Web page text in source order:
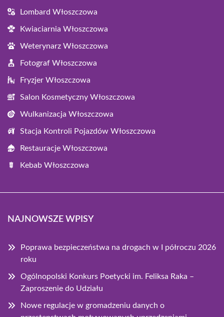
Lombard Włoszczowa
Kwiaciarnia Włoszczowa
Weterynarz Włoszczowa
Fotograf Włoszczowa
Fryzjer Włoszczowa
Salon Kosmetyczny Włoszczowa
Wulkanizacja Włoszczowa
Stacja Kontroli Pojazdów Włoszczowa
Restauracje Włoszczowa
Kebab Włoszczowa
NAJNOWSZE WPISY
Poprawa bezpieczeństwa na drogach w I półroczu 2026
roku
Ogólnopolski Konkurs Poetycki im. Feliksa Raka –
Zaproszenie do Udziału
Nowe regulacje w gromadzeniu danych o